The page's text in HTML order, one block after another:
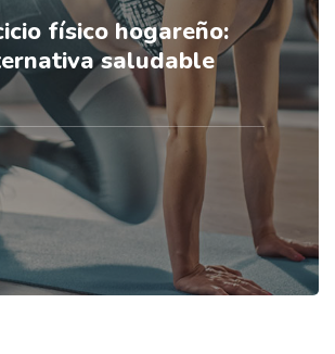
físico hogareño:
saludable